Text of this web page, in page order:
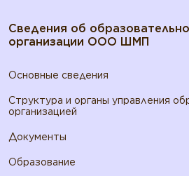
Сведения об
организации ООО ШМП
Основные сведения
Структура и органы управления
организацией
Документы
Образование